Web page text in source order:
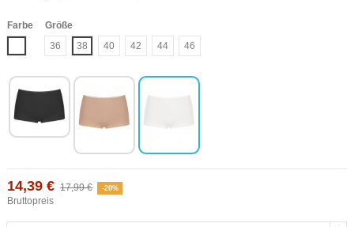
Farbe
Größe
36
38 40 42 44 46
14,39 € 17,99 € -20%
Bruttopreis